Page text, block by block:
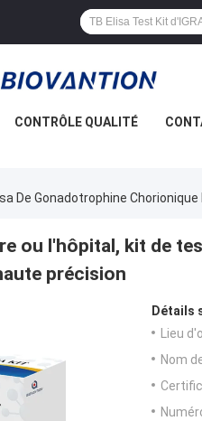
CONTRÔLE QUALITÉ
De Gonadotrophine
ou l'hôpital, kit de
précision
Détails
Lieu
Nom